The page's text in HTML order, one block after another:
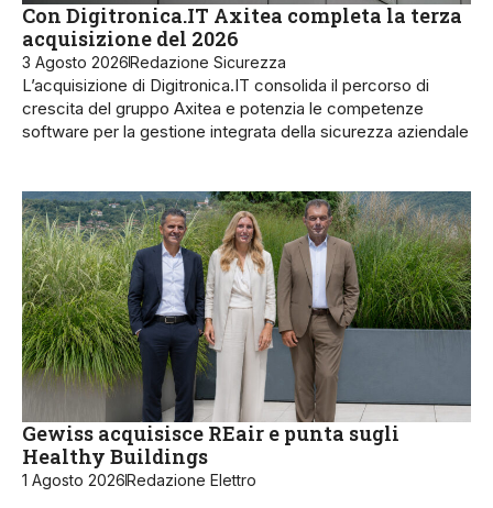
Con Digitronica.IT Axitea completa la terza
acquisizione del 2026
3 Agosto 2026Redazione Sicurezza
L’acquisizione di Digitronica.IT consolida il percorso di
crescita del gruppo Axitea e potenzia le competenze
software per la gestione integrata della sicurezza aziendale
Gewiss acquisisce REair e punta sugli
Healthy Buildings
1 Agosto 2026Redazione Elettro